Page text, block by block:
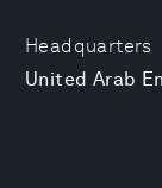
Headquarters
United Arab